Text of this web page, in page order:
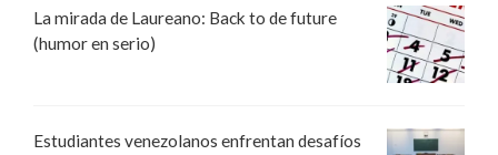
La mirada de Laureano: Back to de future
(humor en serio)
Estudiantes venezolanos enfrentan desafíos